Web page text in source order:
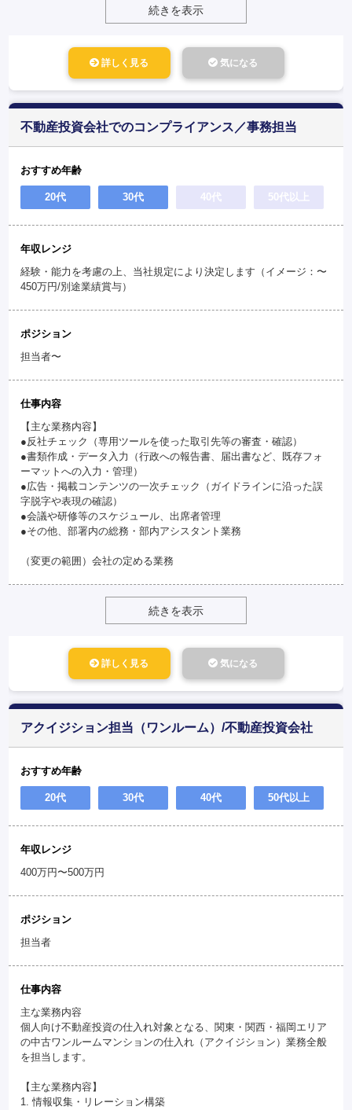
続きを表示
詳しく見る 気になる
不動産投資会社でのコンプライアンス／事務担当
おすすめ年齢
20代 30代 40代 50代以上
年収レンジ
経験・能力を考慮の上、当社規定により決定します（イメージ：〜
450万円/別途業績賞与）
ポジション
担当者〜
仕事内容
【主な業務内容】
●反社チェック（専用ツールを使った取引先等の審査・確認）
●書類作成・データ入力（行政への報告書、届出書など、既存フォ
ーマットへの入力・管理）
●広告・掲載コンテンツの一次チェック（ガイドラインに沿った誤
字脱字や表現の確認）
●会議や研修等のスケジュール、出席者管理
●その他、部署内の総務・部内アシスタント業務
（変更の範囲）会社の定める業務
続きを表示
詳しく見る 気になる
アクイジション担当（ワンルーム）/不動産投資会社
おすすめ年齢
20代 30代 40代 50代以上
年収レンジ
400万円〜500万円
ポジション
担当者
仕事内容
主な業務内容
個人向け不動産投資の仕入れ対象となる、関東・関西・福岡エリア
の中古ワンルームマンションの仕入れ（アクイジション）業務全般
を担当します。
【主な業務内容】
1. 情報収集・リレーション構築